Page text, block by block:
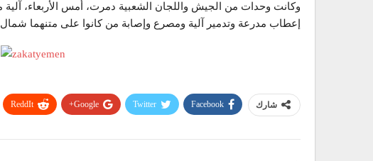
وكانت وحدات من الجيش واللجان الشعبية دمرت، أمس الأربعاء،
إعطاب مدرعة وتدمير آلية ومصرع وإصابة من كانوا على متنهما
شارك Facebook
Twitter
Google+
ReddIt